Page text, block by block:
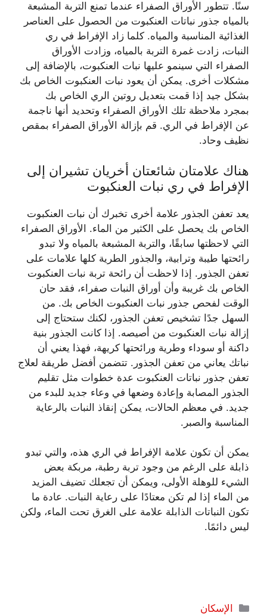
سنًا. تتطور الأوراق الصفراء عندما تمنع التربة المشبعة
بالمياه جذور نباتات العنكبوت من الحصول على العناصر
الغذائية المناسبة والمياه. كلما زاد الإفراط في ري
النبات، زادت غمرة التربة بالمياه، وزادت الأوراق
الصفراء التي سينمو عليها نبات العنكبوت، بالإضافة إلى
مشكلات أخرى. يمكن أن يعود نبات العنكبوت الخاص بك
بشكل جيد إذا قمت بتعديل روتين الري الخاص بك
بمجرد ملاحظة تلك الأوراق الصفراء وتحديد أنها ناجمة
عن الإفراط في الري. قم بإزالة الأوراق الصفراء بمقص
نظيف وحاد.
هناك علامتان شائعتان أخريان تشيران إلى
الإفراط في ري نبات العنكبوت
يعد تعفن الجذور علامة أخرى تخبرك أن نبات العنكبوت
الخاص بك يحصل على الكثير من الماء. الأوراق الصفراء
التي لاحظتها سابقًا، والتربة المشبعة بالمياه ولا تبدو
رائحتها طيبة وترابية، والجذور الطرية كلها علامات على
تعفن الجذور. إذا لاحظت أن رائحة تربة نبات العنكبوت
الخاص بك غريبة وأن أوراق النبات صفراء، فقد حان
الوقت لفحص جذور نبات العنكبوت الخاص بك. من
السهل جدًا تشخيص تعفن الجذور، لكنك ستحتاج إلى
إزالة نبات العنكبوت من أصيصه. إذا كانت الجذور بنية
داكنة أو سوداء وطرية ورائحتها كريهة، فهذا يعني أن
نباتك يعاني من تعفن الجذور. تتضمن أفضل طريقة لعلاج
تعفن جذور نباتات العنكبوت عدة خطوات مثل تقليم
الجذور المصابة وإعادة وضعها في وعاء جديد للبدء من
جديد. في معظم الحالات، يمكن إنقاذ النبات بالرعاية
المناسبة والصبر.
يمكن أن تكون علامة الإفراط في الري هذه، والتي تبدو
ذابلة على الرغم من وجود تربة رطبة، مربكة بعض
الشيء للوهلة الأولى، ويمكن أن تجعلك تضيف المزيد
من الماء إذا لم تكن معتادًا على رعاية النبات. عادة ما
تكون النباتات الذابلة علامة على الغرق تحت الماء، ولكن
ليس دائمًا.
التصنيفات
الإسكان